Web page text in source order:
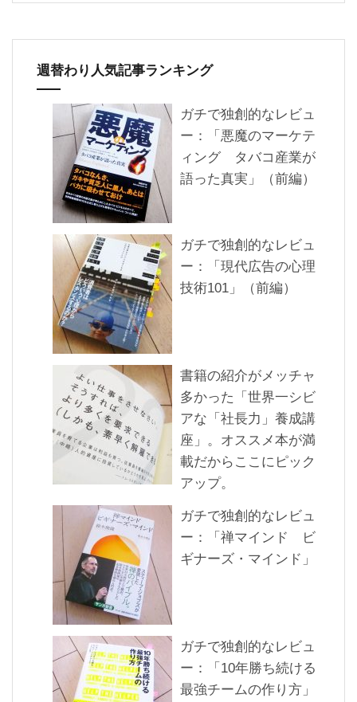
週替わり人気記事ランキング
ガチで独創的なレビュ
ー：「悪魔のマーケテ
ィング タバコ産業が
語った真実」（前編）
ガチで独創的なレビュ
ー：「現代広告の心理
技術101」（前編）
書籍の紹介がメッチャ
多かった「世界一シビ
アな「社長力」養成講
座」。オススメ本が満
載だからここにピック
アップ。
ガチで独創的なレビュ
ー：「禅マインド ビ
ギナーズ・マインド」
ガチで独創的なレビュ
ー：「10年勝ち続ける
最強チームの作り方」